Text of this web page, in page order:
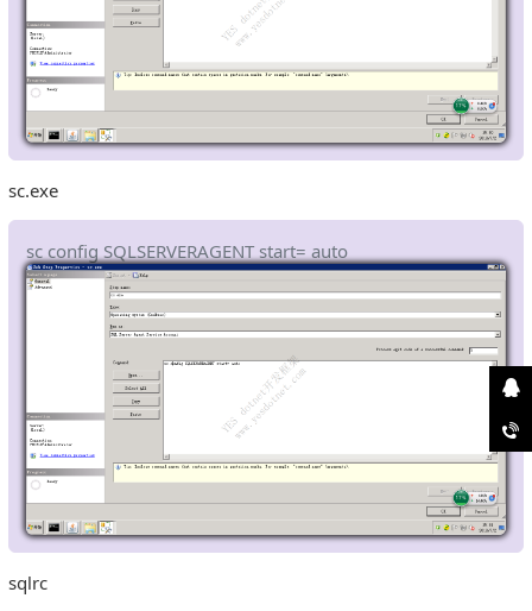
sc.exe
sc config SQLSERVERAGENT start= auto
sqlrc